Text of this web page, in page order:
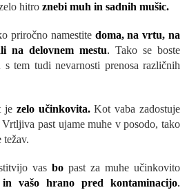
hitro znebi muh in sadnih mušic.
priročno namestite doma, na vrtu, na
na delovnem mestu. Tako se boste
tem tudi nevarnosti prenosa različnih
je zelo učinkovita.Kot vaba zadostuje
past ujame muhe v posodo, tako
težav.
vas bo past za muhe učinkovito
vašo hrano pred kontaminacijo.